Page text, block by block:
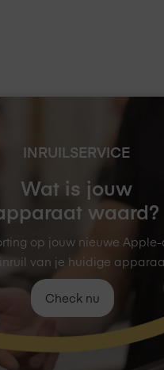
INRUILSERVICE
Wat is jouw
waard?
op jouw nieuwe
van je huidige
Check nu